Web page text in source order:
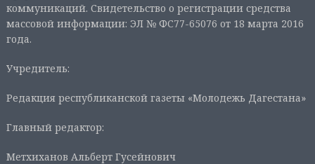
коммуникаций. Свидетельство о регистрации средства
массовой информации: ЭЛ № ФС77-65076 от 18 марта 2016
года.
Учредитель:
Редакция республиканской газеты «Молодежь Дагестана»
Главный редактор:
Метхиханов Альберт Гусейнович